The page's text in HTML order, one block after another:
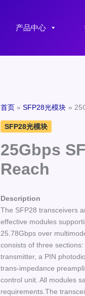
产品中心
首页 SFP28光模块
SFP28光模块
25Gbps
Reach
Description
The SFP28 transceivers
effective modules
25.78Gbps over
consists of three
transmitter, a PIN
trans-impedance
control unit. All modules
requirements.The